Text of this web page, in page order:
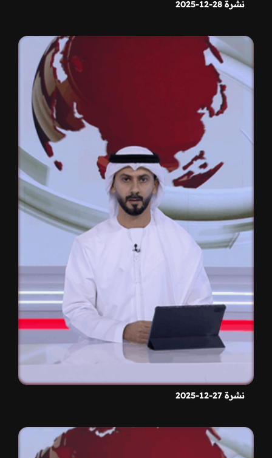
نشرة 28-12-2025
نشرة 27-12-2025